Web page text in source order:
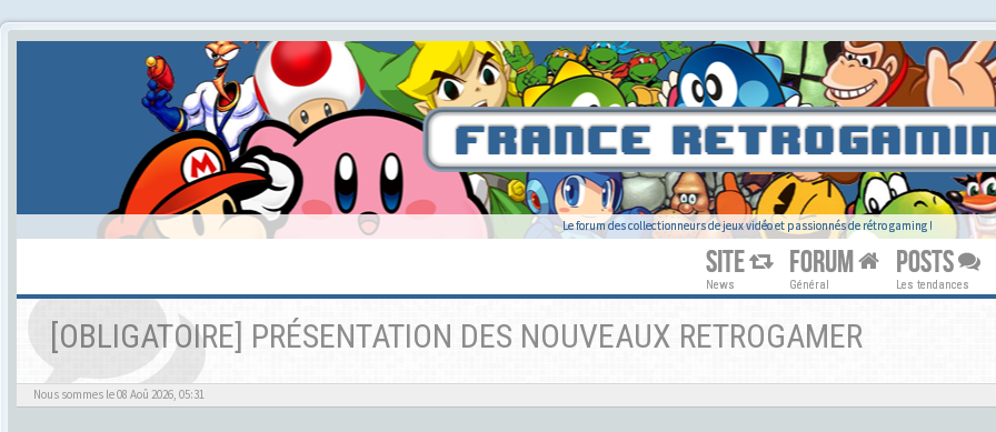
Le forum des collectionneurs de jeux vidéo et passionnés de rétro gaming !
SITE
News
FORUM
Général
POSTS
Les tendances
[OBLIGATOIRE] PRÉSENTATION DES NOUVEAUX RETROGAMER
Nous sommes le 08 Aoû 2026, 05:31